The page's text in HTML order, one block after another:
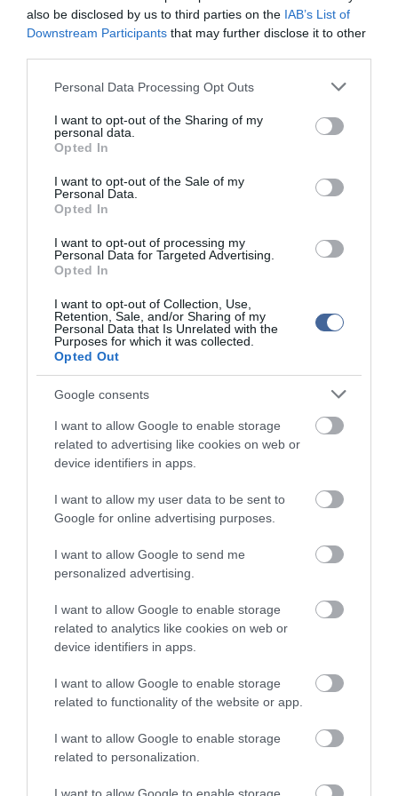
also be disclosed by us to third parties on the IAB’s List of
Downstream Participants that may further disclose it to other
Please note that this website/app uses one or more Google
not limited to your visit or usage behaviour. You may click to
grant or deny consent to Google and its third-party tags to
use your data for below specified purposes in below Google
consent section.
Personal Data Processing Opt Outs
I want to opt-out of the Sharing of my
personal data.
Opted In
I want to opt-out of the Sale of my
Personal Data.
Opted In
I want to opt-out of processing my
Personal Data for Targeted Advertising.
Opted In
I want to opt-out of Collection, Use,
Retention, Sale, and/or Sharing of my
Personal Data that Is Unrelated with the
Purposes for which it was collected.
Opted Out
Google consents
I want to allow Google to enable storage
related to advertising like cookies on web or
device identifiers in apps.
I want to allow my user data to be sent to
Google for online advertising purposes.
I want to allow Google to send me
personalized advertising.
I want to allow Google to enable storage
related to analytics like cookies on web or
device identifiers in apps.
I want to allow Google to enable storage
related to functionality of the website or app.
I want to allow Google to enable storage
related to personalization.
hagyományos felosztás megváltoztatását.
Az IMF-en belüli erőviszonyok a következő vezérigazgató kiléte
körüli vitáktól függetlenül is változóban vannak. A washingtoni
jóvá a finanszírozási és szavazati arányok újraosztását, ami a
finanszírozási kvótaarányok módosítása révén az Egyesült
Államok és Japán után Kínáé lett a harmadik legtöbb szavazat az
Franciaország és Nagy-Britannia is, és az első tízbe került India és
Brazília, Oroszország pedig a tizedikről a kilencedik helyre lépett
Ugyanakkor a Dominique Strauss-Kahn utódlása körüli vitában a
hangadó európai országok - az élen Németországgal - és az
Európai Bizottság is európai - vagyis a 27 uniós tagállam
egyebek között arra hivatkozva, hogy az euróövezeti
adósságválság kezeléséhez az uniós ügyekben jártas szakértőre
van szükség.
Az IMF vezérigazgatóját a szervezet 24 tagú igazgatótanácsa
választja meg.
Kapcsolódó írások:
Ártatlanságát bizonygatja Strauss-Kahn - de azért lemond
DSK - Egy felmérés szerint a franciák többsége összeesküvésre
gyanakszik
AIDS-es is lehet a Strauss-Kahn által inzultált szobalány
Strauss-Kahn szexbotrányán viccelődött egy osztrák honatya
Figyelem! A cikkhez hozzáfűzött hozzászólások nem a
network nézeteit
tükrözik. A szerkesztőség mindössze a hírek publikációjával foglalkozik, a
kommenteket nem tudja befolyásolni - azok az olvasók személyes véleményét